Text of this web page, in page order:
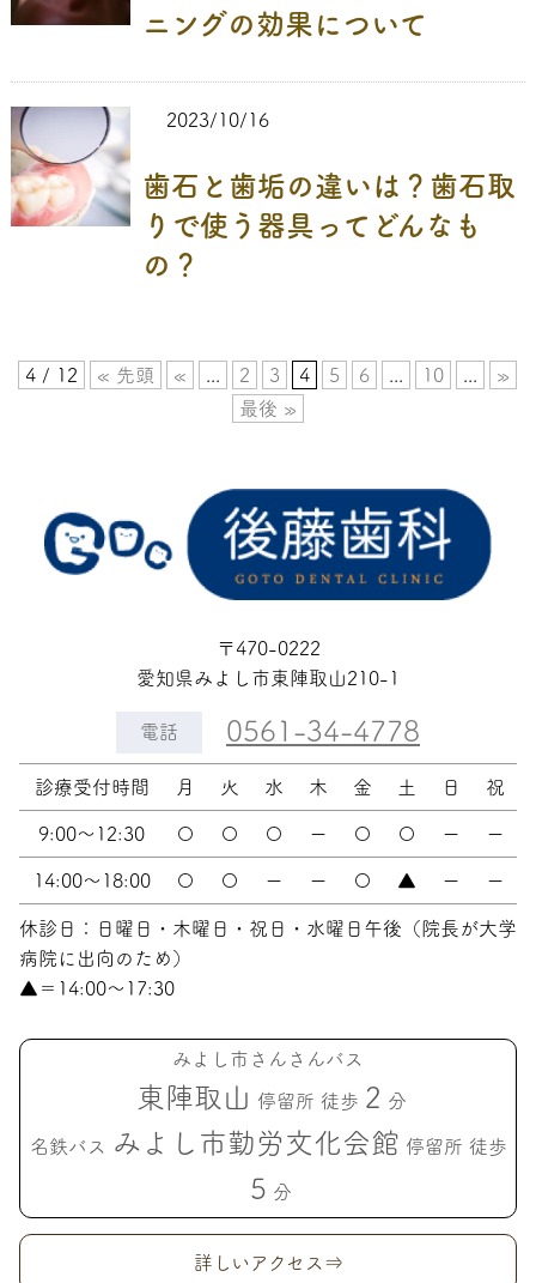
ニングの効果について
2023/10/16
歯石と歯垢の違いは？歯石取
りで使う器具ってどんなも
の？
4 / 12 « 先頭 « 2 3 4 5 6 10
»
最後 »
〒470-0222
愛知県みよし市東陣取山210-1
電話 0561-34-4778
診療受付時間 月 火 水 木 金 土 日 祝
9:00〜12:30 〇 〇 〇 ー 〇 〇 ー ー
14:00〜18:00 〇 〇 ー ー 〇 ▲ ー ー
休診日：日曜日・木曜日・祝日・水曜日午後（院長が大学
病院に出向のため）
▲＝14:00〜17:30
みよし市さんさんバス
東陣取山 停留所 徒歩 2 分
名鉄バス みよし市勤労文化会館 停留所 徒歩
5 分
詳しいアクセス⇒